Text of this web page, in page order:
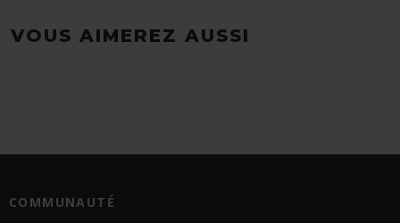
VOUS AIMEREZ AUSSI
COMMUNAUTÉ